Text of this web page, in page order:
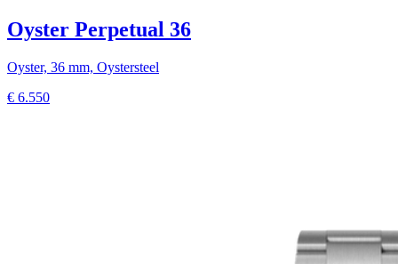
Oyster Perpetual 36
Oyster, 36 mm, Oystersteel
€ 6.550